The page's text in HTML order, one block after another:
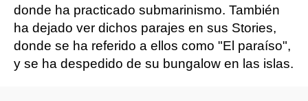
donde ha practicado submarinismo. También
ha dejado ver dichos parajes en sus Stories,
donde se ha referido a ellos como "El paraíso",
y se ha despedido de su bungalow en las islas.